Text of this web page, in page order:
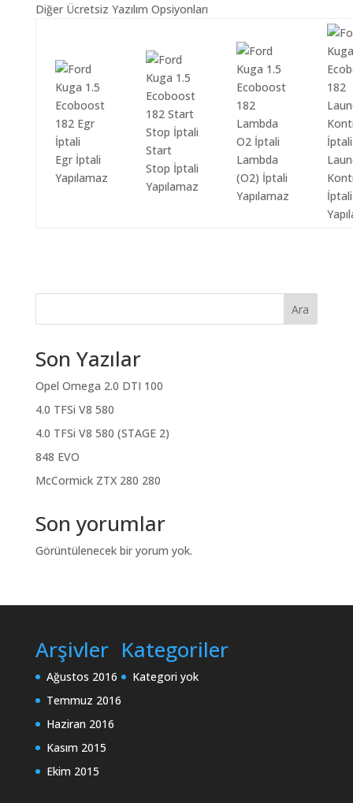
Diğer Ücretsiz Yazılım Opsiyonları
Egr İptali
Yapılamaz
Start
Stop İptali
Yapılamaz
Lambda
(O2) İptali
Yapılamaz
İptali
Ara
Son Yazılar
Opel Omega 2.0 DTI 100
4.0 TFSi V8 580
4.0 TFSi V8 580 (STAGE 2)
848 EVO
McCormick ZTX 280 280
Son yorumlar
Görüntülenecek bir yorum yok.
Arşivler
Ağustos 2016
Temmuz 2016
Haziran 2016
Kasım 2015
Ekim 2015
Kategoriler
Kategori yok